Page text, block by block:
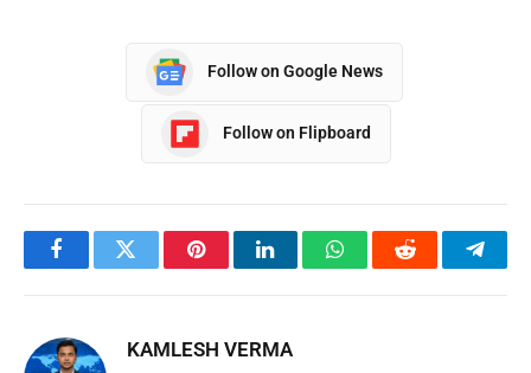
Follow on Google News
Follow on Flipboard
FacebookTwitter PinterestLinkedInWhatsAppReddit
KAMLESH VERMA